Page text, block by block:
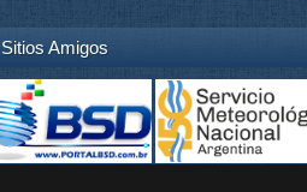
Sitios Amigos